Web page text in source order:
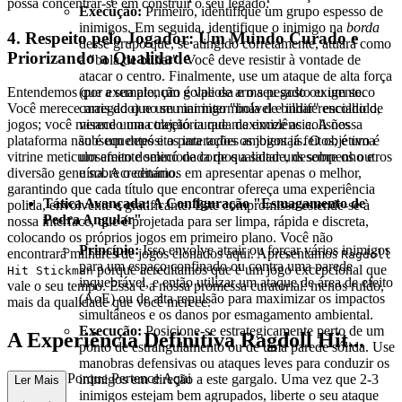
Execução:Primeiro, identifique um grupo espesso de
inimigos. Em seguida, identifique o inimigo na borda
desse grupo que, se atingido corretamente, atuará como
a "bola de bilhar". Você deve resistir à vontade de
atacar o centro. Finalmente, use um ataque de alta força
(por exemplo, um golpe de arma pesado ou um soco
carregado) no seu inimigo "bola de bilhar" escolhido,
visando uma trajetória que maximize as colisões
subsequentes e as interações ambientais. O objetivo é
um efeito dominó de corpos a saltar uns sobre os outros
e sobre o cenário.
Tática Avançada: A Configuração "Esmagamento de
Pedra Angular"
Princípio:Isso envolve atrair ou forçar vários inimigos
para um espaço confinado ou contra uma parede
inquebrável, e então utilizar um ataque de área de efeito
(AoE) ou de alta repulsão para maximizar os impactos
simultâneos e os danos por esmagamento ambiental.
Execução:Posicione-se estrategicamente perto de um
ponto de estrangulamento ou de uma parede sólida. Use
manobras defensivas ou ataques leves para conduzir os
inimigos em direção a este gargalo. Uma vez que 2-3
inimigos estejam bem agrupados, liberte o seu ataque
possa concentrar-se em construir o seu legado.
4. Respeito pelo Jogador: Um Mundo Curado e
Priorizando a Qualidade
Entendemos que a sua atenção é valiosa e o seu gosto exigente.
Você merece mais do que um mar interminável e indiferenciado de
jogos; você merece uma coleção curada de excelência. A nossa
plataforma não é um depósito para todos os jogos já feitos; é uma
vitrine meticulosamente selecionada de qualidade, desempenho e
diversão genuína. Acreditamos em apresentar apenas o melhor,
garantindo que cada título que encontrar ofereça uma experiência
polida, envolvente e gratificante. Este compromisso estende-se à
nossa interface, que é projetada para ser limpa, rápida e discreta,
colocando os próprios jogos em primeiro plano. Você não
encontrará milhares de jogos clonados aqui. Apresentamos Ragdoll
Hit Stickmanporque acreditamos que é um jogo excepcional que
vale o seu tempo. Essa é a nossa promessa curatorial: menos ruído,
mais da qualidade que você merece.
A Experiência Definitiva Ragdoll Hit...
Stickman: Porque Pertence Aqui
Ler Mais